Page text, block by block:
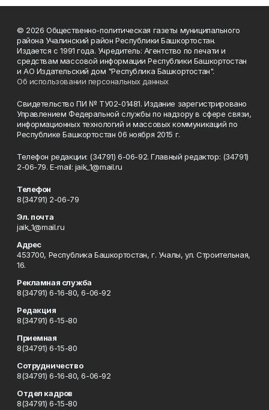
© 2026 Общественно-политическая газеты муниципального
района Учалинский район Республики Башкортостан.
Издается с 1991 года. Учредитель: Агентство по печати и
средствам массовой информации Республики Башкортостан
и АО Издательский дом "Республика Башкортостан".
Об использовании персональных данных
Свидетельство ПИ № ТУ02-01481. Издание зарегистрировано
Управлением Федеральной службы по надзору в сфере связи,
информационных технологий и массовых коммуникаций по
Республике Башкортостан 06 ноября 2015 г.
Телефон редакции: (34791) 6-06-92. Главный редактор: (34791)
2-06-79. Е-mаil: jaik_1@mail.ru
Телефон
8(34791) 2-06-79
Эл. почта
jaik_1@mail.ru
Адрес
453700, Республика Башкортостан, г. Учалы, ул. Строительная,
16.
Рекламная служба
8(34791) 6-16-80, 6-06-92
Редакция
8(34791) 6-15-80
Приемная
8(34791) 6-15-80
Сотрудничество
8(34791) 6-16-80, 6-06-92
Отдел кадров
8(34791) 6-15-80